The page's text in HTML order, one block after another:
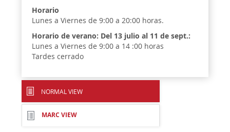
Horario
Lunes a Viernes de 9:00 a 20:00 horas.
Horario de verano: Del 13 julio al 11 de sept.:
Lunes a Viernes de 9:00 a 14 :00 horas
Tardes cerrado
NORMAL VIEW
MARC VIEW